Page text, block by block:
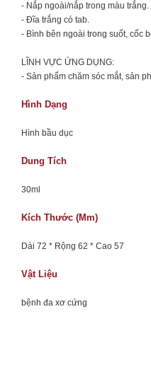
- Nắp ngoài/nắp trong màu trắng.
- Đĩa trắng có tab.
- Bình bên ngoài trong suốt, cốc
LĨNH VỰC ỨNG DỤNG:
- Sản phẩm chăm sóc mắt, sản
Hình Dạng
Hình bầu dục
Dung Tích
30ml
Kích Thước (mm)
Dài 72 * Rộng 62 * Cao 57
Vật Liệu
bệnh đa xơ cứng